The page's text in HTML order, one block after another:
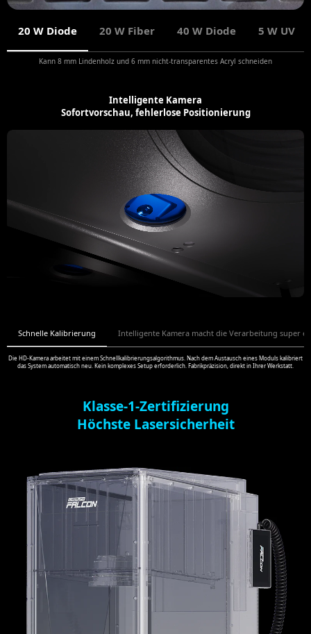
20 W Diode 20 W Fiber 40 W Diode 5 W UV
Kann 8 mm Lindenholz und 6 mm nicht-transparentes Acryl schneiden
Intelligente Kamera
Sofortvorschau, fehlerlose Positionierung
Schnelle Kalibrierung Intelligente Kamera macht die Verarbeitung super
Die HD-Kamera arbeitet mit einem Schnellkalibrierungsalgorithmus. Nach dem Austausch eines Moduls kalibriert
das System automatisch neu. Kein komplexes Setup erforderlich. Fabrikpräzision, direkt in Ihrer Werkstatt.
Klasse-1-Zertifizierung
Höchste Lasersicherheit